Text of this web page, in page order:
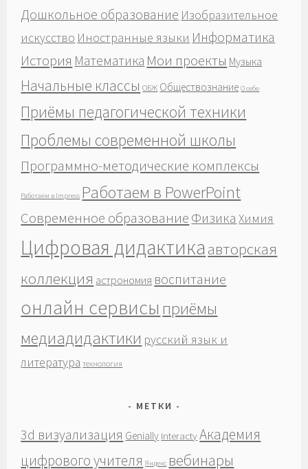
Дошкольное образование Изобразительное
искусство Иностранные языки Информатика
История Математика Мои проекты Музыка
Начальные классы ОБЖ Обществознание О себе
Приёмы педагогической техники
Проблемы современной школы
Программно-методические комплексы
Работаем в Impress Работаем в PowerPoint
Современное образование Физика Химия
Цифровая дидактика авторская
коллекция астрономия воспитание
онлайн сервисы приёмы
медиадидактики русский язык и
литература технология
МЕТКИ
3d визуализация Genially Interacty Академия
цифрового учителя Яндекс вебинары